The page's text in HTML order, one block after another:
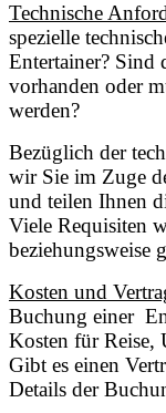
Technische
spezielle
Entertainer? Sind
vorhanden oder
werden?
Bezüglich der
wir Sie im Zuge
und teilen Ihnen
Viele Requisiten
beziehungsweise
Kosten und
Buchung einer
Kosten für Reise,
Gibt es einen
Details der